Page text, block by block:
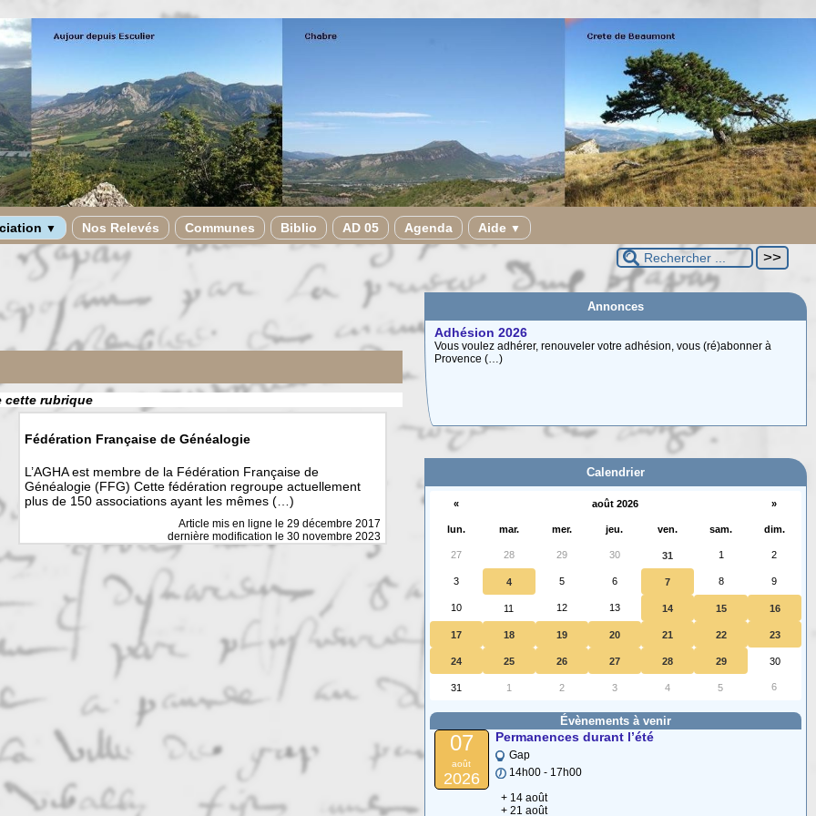
▼ Nos Relevés Communes Biblio AD 05 Agenda Aide ▼
cette rubrique
Fédération Française de Généalogie
L’AGHA est membre de la Fédération Française de
Généalogie (FFG) Cette fédération regroupe actuellement
plus de 150 associations ayant les mêmes (…)
Article mis en ligne le 29 décembre 2017
dernière modification le 30 novembre 2023
Annonces
Adhésion 2026
Vous voulez adhérer, renouveler votre adhésion, vous (ré)abonner à
Provence (…)
La carte interactive ci-dessous permet de situer facilement une commune
Calendrier
« août 2026 »
lun. mar. mer. jeu. ven. sam. dim.
27 28 29 30 31 1 2
3 4 5 6 7 8 9
10 11 12 13 14 15 16
17 18 19 20 21 22 23
24 25 26 27 28 29 30
31 1 2 3 4 5 6
Évènements à venir
07
août
2026
Permanences durant l’été
Gap
14h00 - 17h00
+ 14 août
+ 21 août